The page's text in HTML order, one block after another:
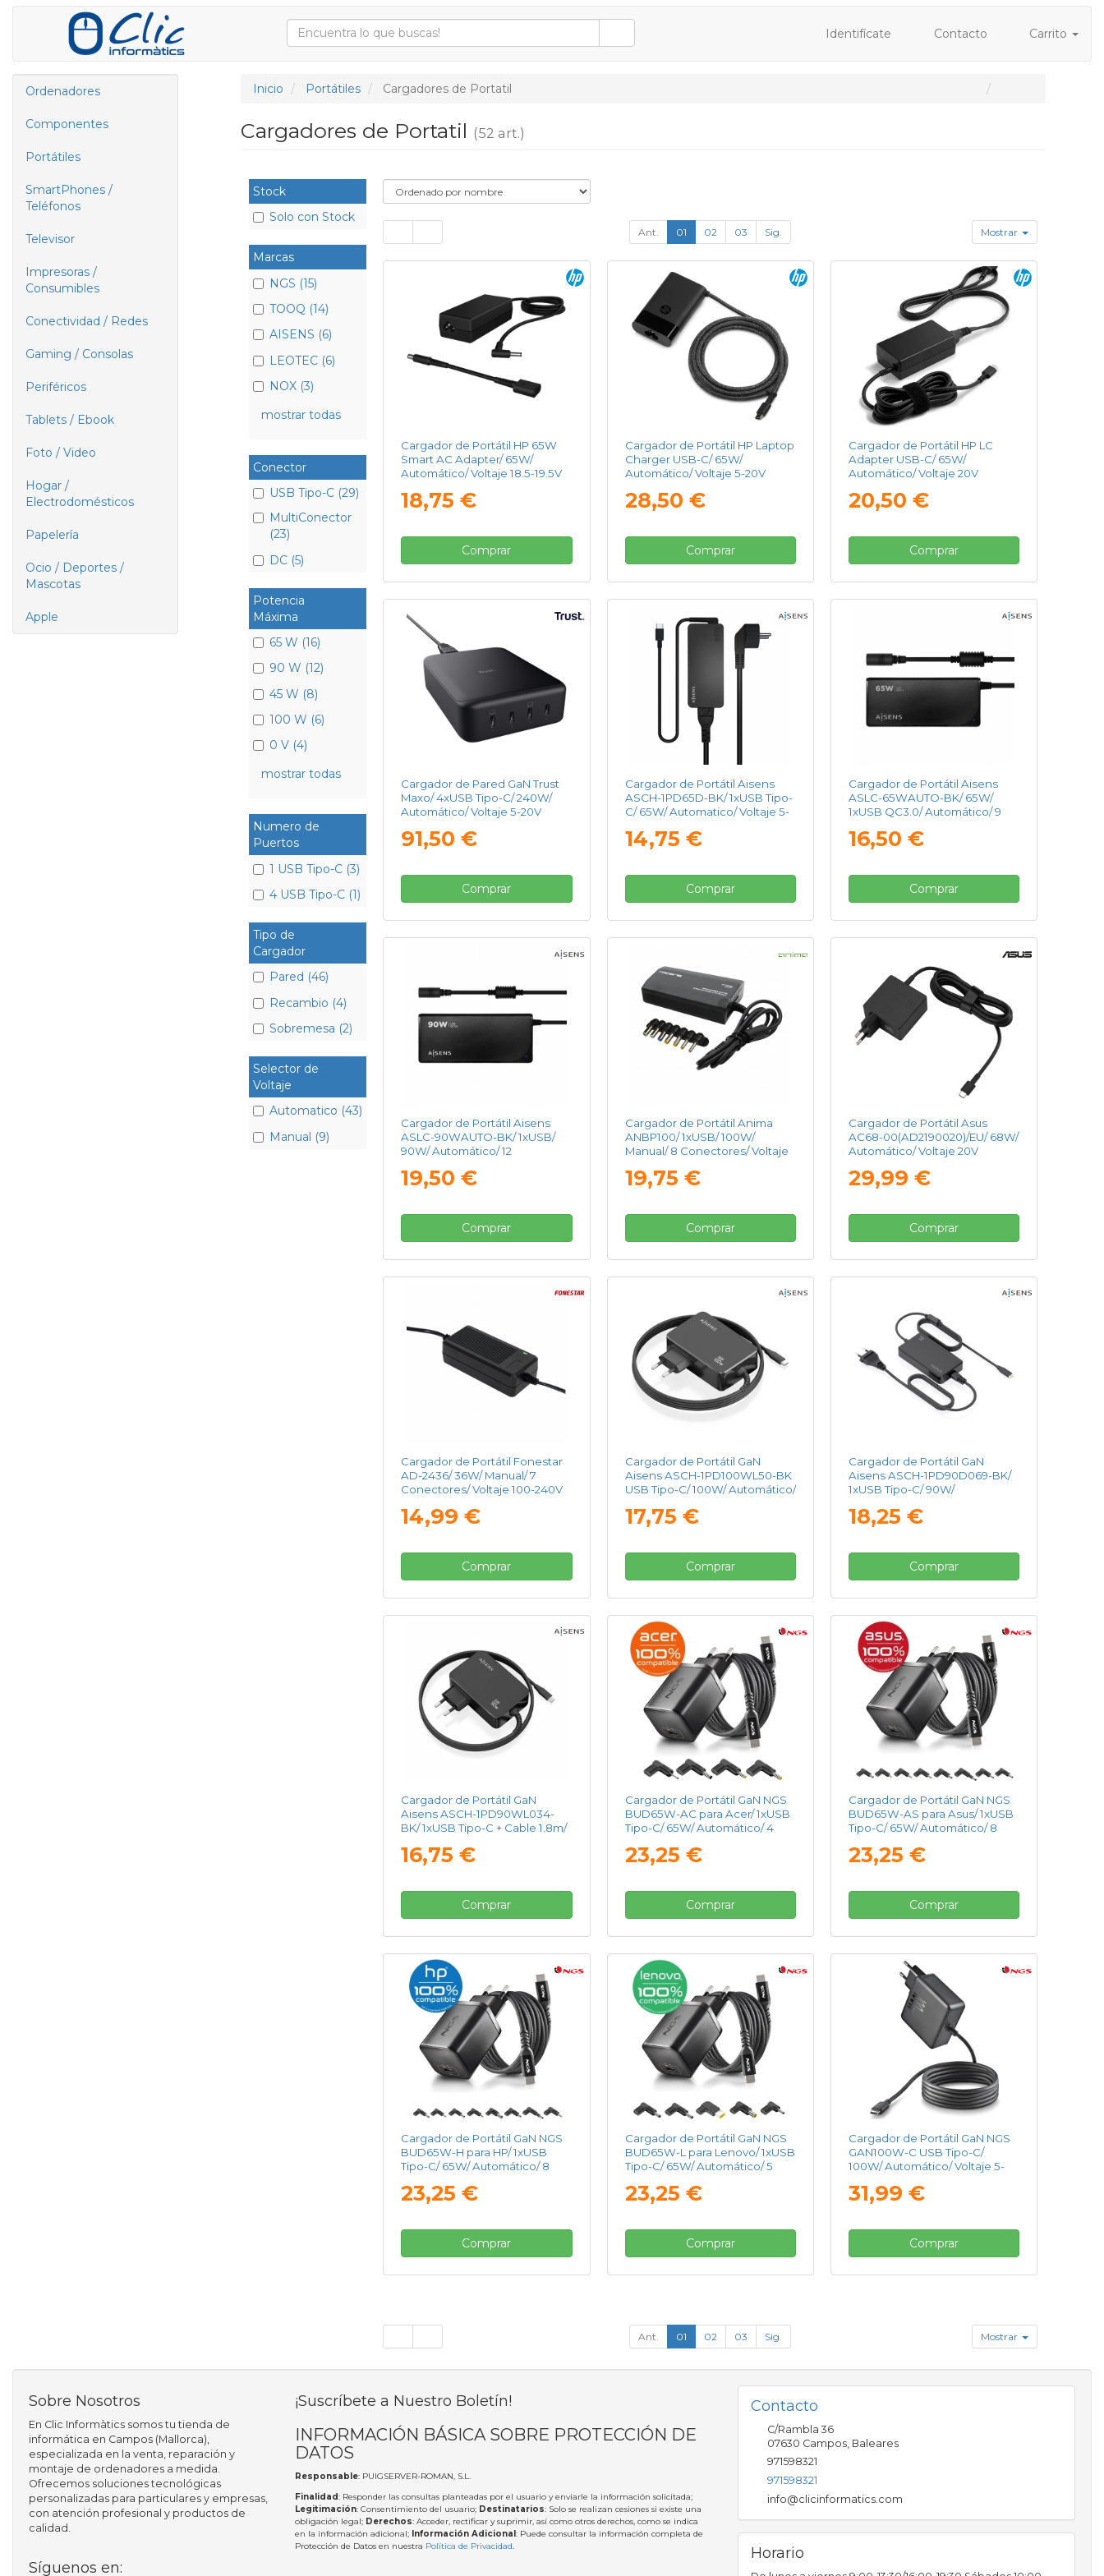
Identifícate Contacto Carrito
Ordenadores
Componentes
Portátiles
SmartPhones /
Teléfonos
Televisor
Impresoras /
Consumibles
Conectividad / Redes
Gaming / Consolas
Periféricos
Tablets / Ebook
Foto / Video
Hogar /
Electrodomésticos
Papelería
Ocio / Deportes /
Mascotas
Apple
Inicio Portátiles Cargadores de Portatil
Cargadores de Portatil (52 art.)
Stock
Solo con Stock
Marcas
NGS (15)
TOOQ (14)
AISENS (6)
LEOTEC (6)
NOX (3)
mostrar todas
Conector
USB Tipo-C (29)
MultiConector
(23)
DC (5)
Potencia
Máxima
65 W (16)
90 W (12)
45 W (8)
100 W (6)
0 V (4)
mostrar todas
Numero de
Puertos
1 USB Tipo-C (3)
4 USB Tipo-C (1)
Tipo de
Cargador
Pared (46)
Recambio (4)
Sobremesa (2)
Selector de
Voltaje
Automatico (43)
Manual (9)
Ant. 01 02 03 Sig. Mostrar
Cargador de Portátil HP 65W
Smart AC Adapter/ 65W/
Automático/ Voltaje 18.5-19.5V
18,75 €
Comprar
Cargador de Portátil HP Laptop
Charger USB-C/ 65W/
Automático/ Voltaje 5-20V
28,50 €
Comprar
Cargador de Portátil HP LC
Adapter USB-C/ 65W/
Automático/ Voltaje 20V
20,50 €
Comprar
Cargador de Pared GaN Trust
Maxo/ 4xUSB Tipo-C/ 240W/
Automático/ Voltaje 5-20V
91,50 €
Comprar
Cargador de Portátil Aisens
ASCH-1PD65D-BK/ 1xUSB Tipo-
C/ 65W/ Automatico/ Voltaje 5-
14,75 €
Comprar
Cargador de Portátil Aisens
ASLC-65WAUTO-BK/ 65W/
1xUSB QC3.0/ Automático/ 9
16,50 €
Comprar
Cargador de Portátil Aisens
ASLC-90WAUTO-BK/ 1xUSB/
90W/ Automático/ 12
19,50 €
Comprar
Cargador de Portátil Anima
ANBP100/ 1xUSB/ 100W/
Manual/ 8 Conectores/ Voltaje
19,75 €
Comprar
Cargador de Portátil Asus
AC68-00(AD2190020)/EU/ 68W/
Automático/ Voltaje 20V
29,99 €
Comprar
Cargador de Portátil Fonestar
AD-2436/ 36W/ Manual/ 7
Conectores/ Voltaje 100-240V
14,99 €
Comprar
Cargador de Portátil GaN
Aisens ASCH-1PD100WL50-BK
USB Tipo-C/ 100W/ Automático/
17,75 €
Comprar
Cargador de Portátil GaN
Aisens ASCH-1PD90D069-BK/
1xUSB Tipo-C/ 90W/
18,25 €
Comprar
Cargador de Portátil GaN
Aisens ASCH-1PD90WL034-
BK/ 1xUSB Tipo-C + Cable 1.8m/
20V
16,75 €
Comprar
Cargador de Portátil GaN NGS
BUD65W-AC para Acer/ 1xUSB
Tipo-C/ 65W/ Automático/ 4
23,25 €
Comprar
Cargador de Portátil GaN NGS
BUD65W-AS para Asus/ 1xUSB
Tipo-C/ 65W/ Automático/ 8
23,25 €
Comprar
Cargador de Portátil GaN NGS
BUD65W-H para HP/ 1xUSB
Tipo-C/ 65W/ Automático/ 8
23,25 €
Comprar
Cargador de Portátil GaN NGS
BUD65W-L para Lenovo/ 1xUSB
Tipo-C/ 65W/ Automático/ 5
23,25 €
Comprar
Cargador de Portátil GaN NGS
GAN100W-C USB Tipo-C/
100W/ Automático/ Voltaje 5-
31,99 €
Comprar
Ant. 01 02 03 Sig. Mostrar
Sobre Nosotros
En Clic Informàtics somos tu tienda de
informática en Campos (Mallorca),
especializada en la venta, reparación y
montaje de ordenadores a medida.
Ofrecemos soluciones tecnológicas
personalizadas para particulares y empresas,
con atención profesional y productos de
calidad.
Síguenos en:
¡Suscríbete a Nuestro Boletín!
INFORMACIÓN BÁSICA SOBRE PROTECCIÓN DE
DATOS
Responsable: PUIGSERVER-ROMAN, S.L.
Finalidad: Responder las consultas planteadas por el usuario y enviarle la información solicitada;
Legitimación: Consentimiento del usuario; Destinatarios: Solo se realizan cesiones si existe una
obligación legal; Derechos: Acceder, rectificar y suprimir, así como otros derechos, como se indica
en la información adicional; Información Adicional: Puede consultar la información completa de
Protección de Datos en nuestra Política de Privacidad.
Contacto
C/Rambla 36
07630 Campos, Baleares
971598321
971598321
info@clicinformatics.com
Horario